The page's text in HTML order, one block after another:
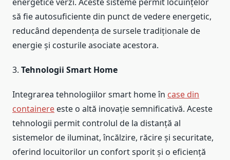
să fie autosuficiente din punct de vedere energetic,
reducând dependența de sursele tradiționale de
energie și costurile asociate acestora.
3. Tehnologii Smart Home
Integrarea tehnologiilor smart home în case din
containere este o altă inovație semnificativă. Aceste
tehnologii permit controlul de la distanță al
sistemelor de iluminat, încălzire, răcire și securitate,
oferind locuitorilor un confort sporit și o eficiență